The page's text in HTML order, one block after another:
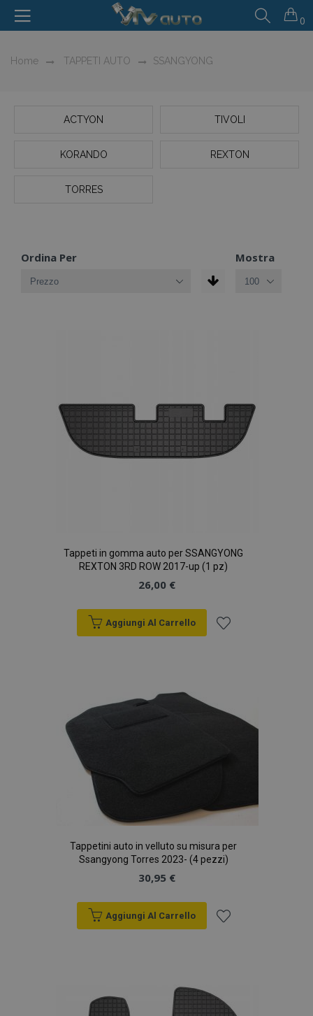
0
Home TAPPETI AUTO SSANGYONG
ACTYON TIVOLI
KORANDO REXTON
TORRES
Ordina Per Mostra
Tappeti in gomma auto per SSANGYONG
REXTON 3RD ROW 2017-up (1 pz)
26,00 €
Aggiungi Al Carrello
lista
desideri
Tappetini auto in velluto su misura per
Ssangyong Torres 2023- (4 pezzi)
30,95 €
Aggiungi Al Carrello
lista